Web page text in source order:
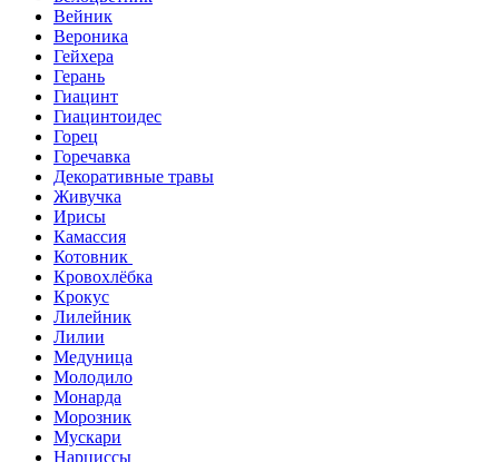
Вейник
Вероника
Гейхера
Герань
Гиацинт
Гиацинтоидес
Горец
Горечавка
Декоративные травы
Живучка
Ирисы
Камассия
Котовник
Кровохлёбка
Крокус
Лилейник
Лилии
Медуница
Молодило
Монарда
Морозник
Мускари
Нарциссы